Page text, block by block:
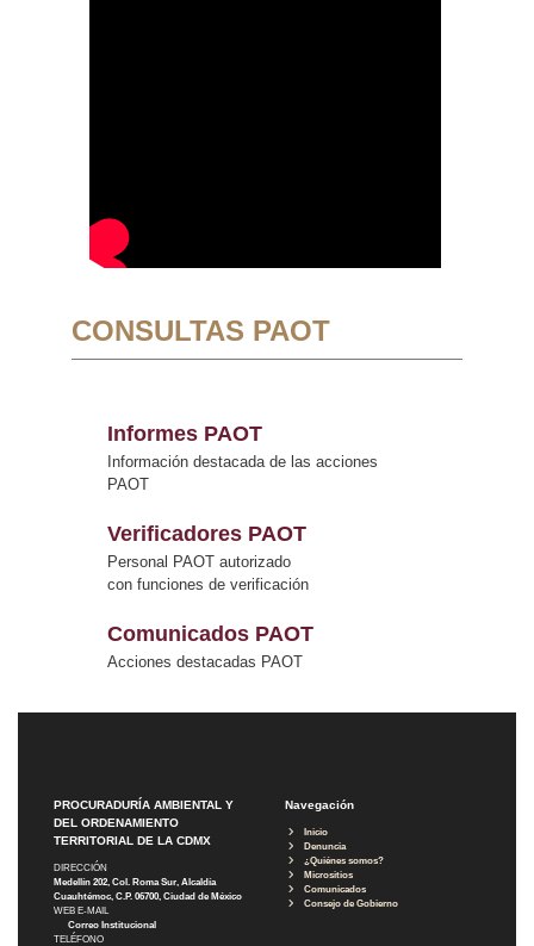
CONSULTAS PAOT
Informes PAOT
Información destacada de las acciones
PAOT
Verificadores PAOT
Personal PAOT autorizado
con funciones de verificación
Comunicados PAOT
Acciones destacadas PAOT
PROCURADURÍA AMBIENTAL Y
DEL ORDENAMIENTO
TERRITORIAL DE LA CDMX
DIRECCIÓN
Medellín 202, Col. Roma Sur, Alcaldía
Cuauhtémoc, C.P. 06700, Ciudad de México
WEB E-MAIL
Correo Institucional
TELÉFONO
Navegación
Inicio
Denuncia
¿Quiénes somos?
Micrositios
Comunicados
Consejo de Gobierno